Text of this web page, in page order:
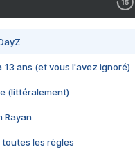
13 ans (et vous l'avez ignoré)
(littéralement)
Rayan
toutes les règles